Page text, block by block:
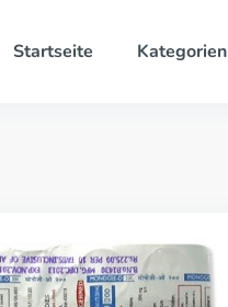
Startseite Kategorien